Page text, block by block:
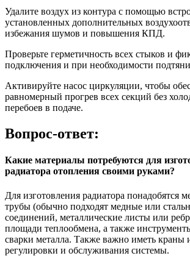
Удалите воздух из контура с помощью
установленных дополнительных
избежания шумов и повышения КПД.
Проверьте герметичность всех стыков и
подключения и при необходимости
Активируйте насос циркуляции, чтобы
равномерный прогрев всех секций без
перебоев в подаче.
Вопрос-ответ:
Какие материалы потребуются для
радиатора отопления своими руками?
Для изготовления радиатора понадобятся
трубы (обычно подходят медные или
соединений, металлические листы или
площади теплообмена, а также
сварки металла. Также важно иметь краны
регулировки и обслуживания системы.